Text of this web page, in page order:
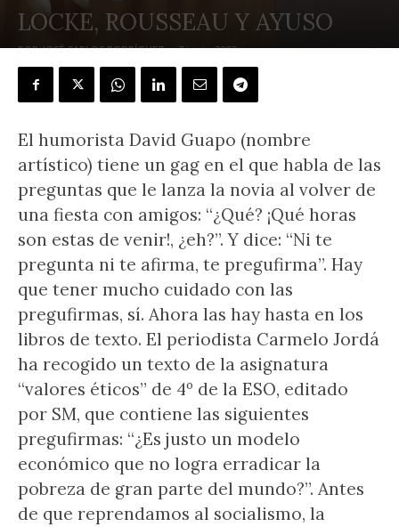
LOCKE, ROUSSEAU Y AYUSO
POR JOSÉ CARLOS RODRÍGUEZ - 7 junio, 2022
El humorista David Guapo (nombre
artístico) tiene un gag en el que habla de las
preguntas que le lanza la novia al volver de
una fiesta con amigos: “¿Qué? ¡Qué horas
son estas de venir!, ¿eh?”. Y dice: “Ni te
pregunta ni te afirma, te pregufirma”. Hay
que tener mucho cuidado con las
pregufirmas, sí. Ahora las hay hasta en los
libros de texto. El periodista Carmelo Jordá
ha recogido un texto de la asignatura
“valores éticos” de 4º de la ESO, editado
por SM, que contiene las siguientes
pregufirmas: “¿Es justo un modelo
económico que no logra erradicar la
pobreza de gran parte del mundo?”. Antes
de que reprendamos al socialismo, la